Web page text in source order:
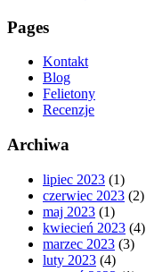
Pages
Kontakt
Blog
Felietony
Recenzje
Archiwa
lipiec 2023 (1)
czerwiec 2023 (2)
maj 2023 (1)
kwiecień 2023 (4)
marzec 2023 (3)
luty 2023 (4)